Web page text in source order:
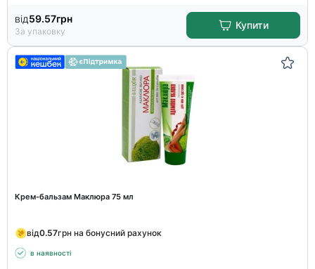
від59.57грн
За упаковку
Купити
Крем-бальзам Маклюра 75 мл
від0.57грн на бонусний рахунок
в наявності